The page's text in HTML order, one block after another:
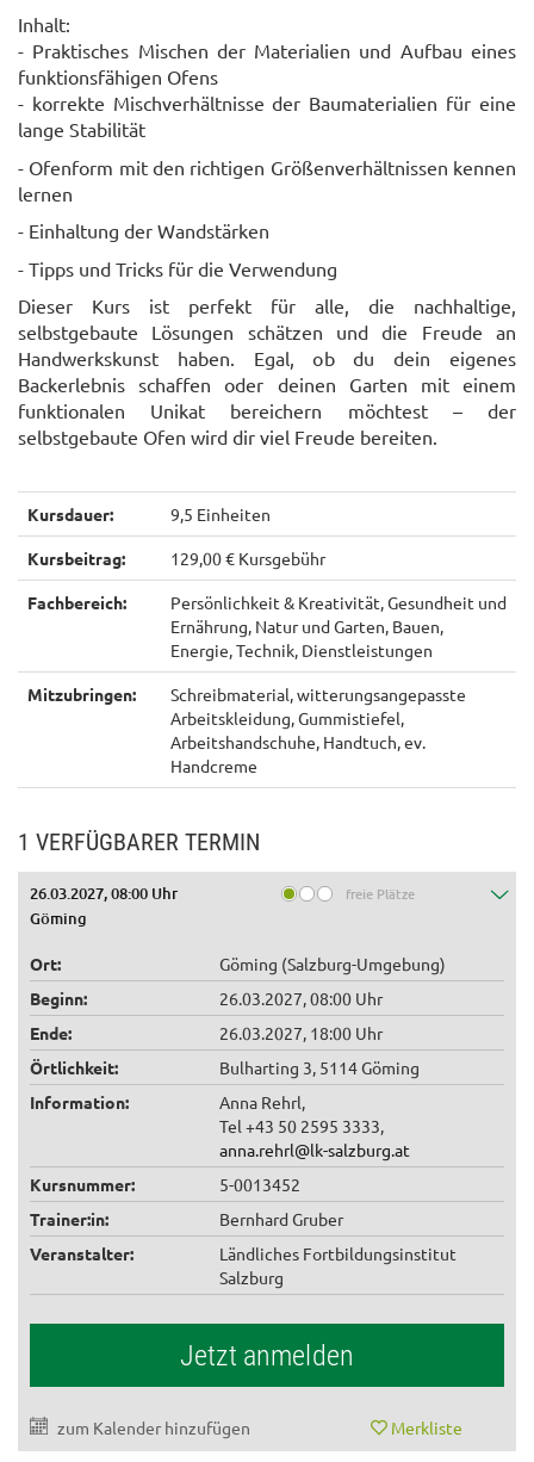
Inhalt:
- Praktisches Mischen der Materialien und Aufbau eines
funktionsfähigen Ofens
- korrekte Mischverhältnisse der Baumaterialien für eine
lange Stabilität
- Ofenform mit den richtigen Größenverhältnissen kennen
lernen
- Einhaltung der Wandstärken
- Tipps und Tricks für die Verwendung
Dieser Kurs ist perfekt für alle, die nachhaltige,
selbstgebaute Lösungen schätzen und die Freude an
Handwerkskunst haben. Egal, ob du dein eigenes
Backerlebnis schaffen oder deinen Garten mit einem
funktionalen Unikat bereichern möchtest – der
selbstgebaute Ofen wird dir viel Freude bereiten.
Kursdauer: 9,5 Einheiten
Kursbeitrag: 129,00 € Kursgebühr
Fachbereich:
Persönlichkeit & Kreativität, Gesundheit und
Ernährung, Natur und Garten, Bauen,
Energie, Technik, Dienstleistungen
Mitzubringen:
Schreibmaterial, witterungsangepasste
Arbeitskleidung, Gummistiefel,
Arbeitshandschuhe, Handtuch, ev.
Handcreme
1 VERFÜGBARER TERMIN
26.03.2027, 08:00 Uhr freie Plätze
Göming
Ort:
Göming (Salzburg-Umgebung)
Beginn:
26.03.2027, 08:00 Uhr
Ende:
26.03.2027, 18:00 Uhr
Örtlichkeit:
Bulharting 3, 5114 Göming
Information:
Anna Rehrl,
Tel +43 50 2595 3333,
anna.rehrl@lk-salzburg.at
Kursnummer:
5-0013452
Trainer:in:
Bernhard Gruber
Veranstalter:
Ländliches Fortbildungsinstitut
Salzburg
Jetzt anmelden
zum Kalender hinzufügen Merkliste